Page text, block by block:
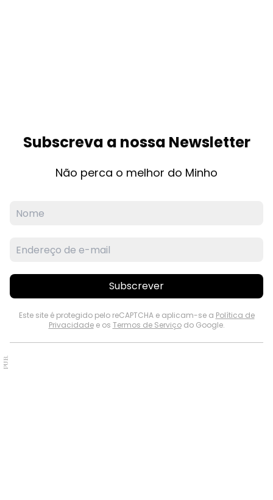
Subscreva a nossa Newsletter
Não perca o melhor do Minho
Subscrever
Este site é protegido pelo reCAPTCHA e aplicam-se a Política de
Privacidadee os Termos de Serviçodo Google.
PUB.